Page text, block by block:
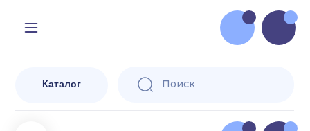
Каталог Поиск
и за ее